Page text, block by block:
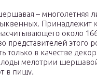
– многолетняя
Принадлежит
около
представителей этого
только в качестве
мелотрии
в пищу.